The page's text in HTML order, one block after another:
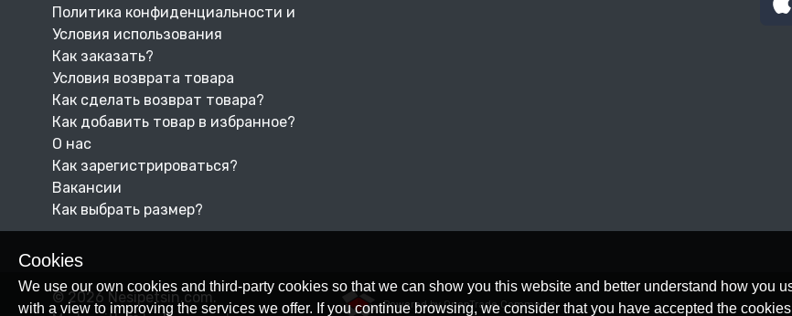
Cookies
We use our own cookies and third-party cookies so that we can show you this website and better understand how you
with a view to improving the services we offer. If you continue browsing, we consider that you have accepted the
Политика конфиденциальности и
Условия использования
Как заказать?
Условия возврата товара
Как сделать возврат товара?
Как добавить товар в избранное?
О нас
Как зарегистрироваться?
Вакансии
Как выбрать размер?
© 2026 Nesipetsin.com.
Powered by OpenTrade Commerce